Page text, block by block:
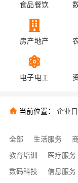
食品餐饮
房产地产
电子电工
当前位置： 企业
全部 生活服务
教育培训
医疗服务
数码科技
信息服务